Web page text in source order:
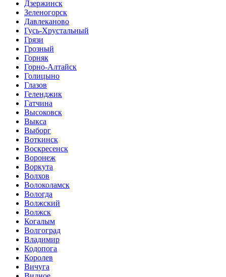
Дзержинск
Зеленогорск
Давлеканово
Гусь-Хрустальный
Грязи
Грозный
Горняк
Горно-Алтайск
Голицыно
Глазов
Геленджик
Гатчина
Высоковск
Выкса
Выборг
Воткинск
Воскресенск
Воронеж
Воркута
Волхов
Волоколамск
Вологда
Волжский
Волжск
Когалым
Волгоград
Владимир
Кодопога
Королев
Вичуга